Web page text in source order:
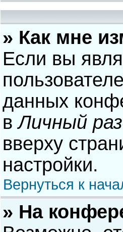
» Как мне
Если вы
данных
вЛичный
вверху
настройки.
Вернуться к
» На